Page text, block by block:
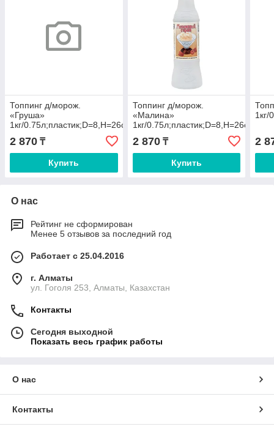
Топпинг д/морож.
«Груша»
1кг/0.75л;пластик;D=8,H=26см
2 870 ₸
Купить
Топпинг д/морож.
«Малина»
1кг/0.75л;пластик;D=8,H=26см
2 870₸
Купить
1кг/
2
О нас
Рейтинг не сформирован
Менее 5 отзывов за последний год
Работает с 25.04.2016
г. Алматы
ул. Гоголя 253, Алматы, Казахстан
Контакты
Сегодня выходной
Показать весь график работы
О нас
Контакты